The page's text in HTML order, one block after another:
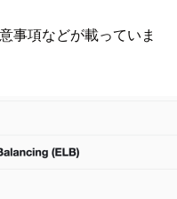
事項などが載っていま